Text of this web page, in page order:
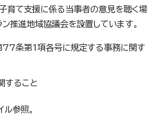
育て支援に係る当事者の意見を聴く場
推進地域協議会を設置しています。
77条第1項各号に規定する事務に関す
すること
ル参照。